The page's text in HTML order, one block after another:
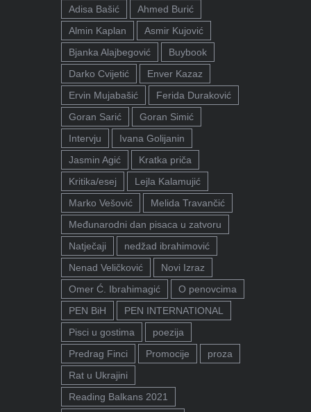
Adisa Bašić
Ahmed Burić
Almin Kaplan
Asmir Kujović
Bjanka Alajbegović
Buybook
Darko Cvijetić
Enver Kazaz
Ervin Mujabašić
Ferida Duraković
Goran Sarić
Goran Simić
Intervju
Ivana Golijanin
Jasmin Agić
Kratka priča
Kritika/esej
Lejla Kalamujić
Marko Vešović
Melida Travančić
Međunarodni dan pisaca u zatvoru
Natječaji
nedžad ibrahimović
Nenad Veličković
Novi Izraz
Omer Ć. Ibrahimagić
O penovcima
PEN BiH
PEN INTERNATIONAL
Pisci u gostima
poezija
Predrag Finci
Promocije
proza
Rat u Ukrajini
Reading Balkans 2021